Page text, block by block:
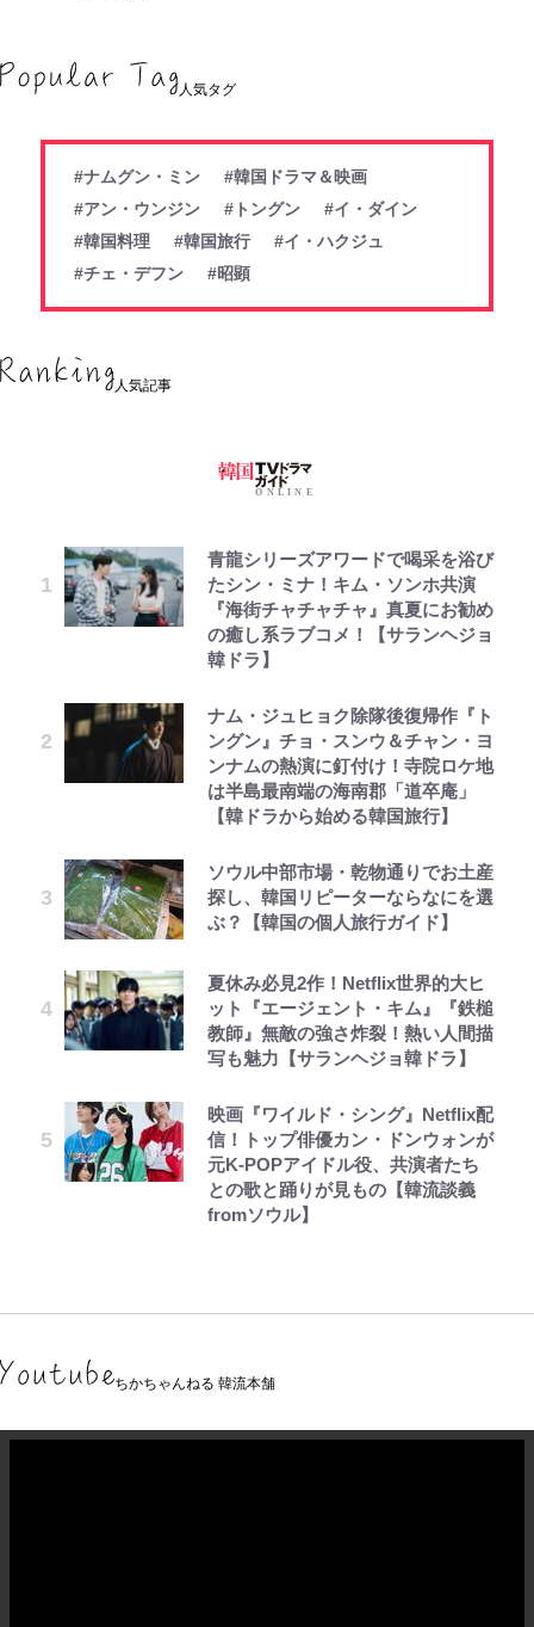
人気タグ
#ナムグン・ミン
#韓国ドラマ＆映画
#アン・ウンジン
#トングン
#イ・ダイン
#韓国料理
#韓国旅行
#イ・ハクジュ
#チェ・デフン
#昭顕
人気記事
青龍シリーズアワードで喝采を浴び
たシン・ミナ！キム・ソンホ共演
『海街チャチャチャ』真夏にお勧め
の癒し系ラブコメ！【サランヘジョ
韓ドラ】
ナム・ジュヒョク除隊後復帰作『ト
ングン』チョ・スンウ＆チャン・ヨ
ンナムの熱演に釘付け！寺院ロケ地
は半島最南端の海南郡「道卒庵」
【韓ドラから始める韓国旅行】
ソウル中部市場・乾物通りでお土産
探し、韓国リピーターならなにを選
ぶ？【韓国の個人旅行ガイド】
夏休み必見2作！Netflix世界的大ヒ
ット『エージェント・キム』『鉄槌
教師』無敵の強さ炸裂！熱い人間描
写も魅力【サランヘジョ韓ドラ】
映画『ワイルド・シング』Netflix配
信！トップ俳優カン・ドンウォンが
元K-POPアイドル役、共演者たち
との歌と踊りが見もの【韓流談義
fromソウル】
ちかちゃんねる 韓流本舗